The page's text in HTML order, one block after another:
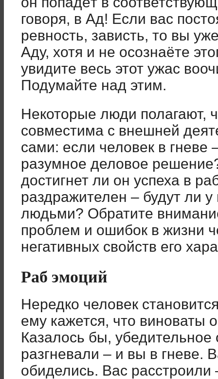
говоря, в Ад! Если вас
ревность, зависть, то вы
Аду, хотя и не осознаёте
увидите весь этот ужас
Подумайте над этим.
Некоторые люди полагают,
совместима с внешней
сами: если человек в гневе
разумное деловое
достигнет ли он успеха в
раздражителен – будут ли
людьми? Обратите
проблем и ошибок в жизни
негативных свойств его
Раб эмоций
Нередко человек
ему кажется, что
Казалось бы,
разгневали – и вы в гневе.
обиделись. Вас